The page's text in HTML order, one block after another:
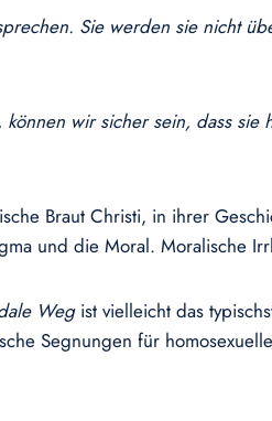
Sie werden sie nicht
wir sicher sein, dass
Braut Christi, in ihrer
und die Moral. Moralische
Wegist vielleicht das
Segnungen für